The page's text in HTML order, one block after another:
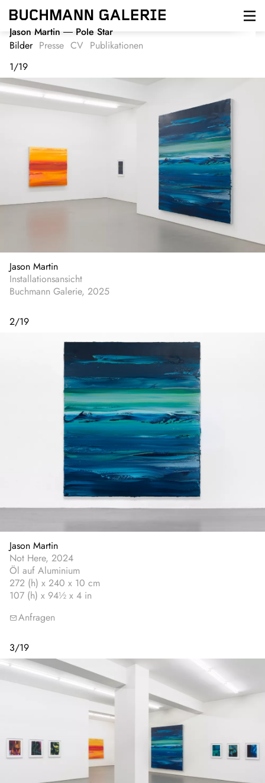
Direkt
zum
Inhalt
Jason Martin
Pole Star
Bilder Presse CV Publikationen
1/19
Jason Martin
Installationsansicht
Buchmann Galerie, 2025
2/19
Jason Martin
Not Here, 2024
Öl auf Aluminium
272 (h) x 240 x 10 cm
107 (h) x 94½ x 4 in
Anfragen
3/19